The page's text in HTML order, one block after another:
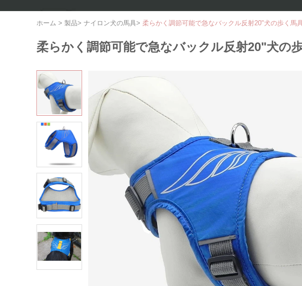
ホーム > 製品> ナイロン犬の馬具> 柔らかく調節可能で急なバックル反射20"犬の歩く馬
柔らかく調節可能で急なバックル反射20"犬の